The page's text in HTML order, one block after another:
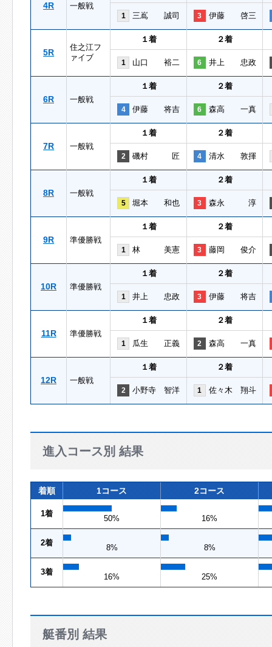
4R 一般戦
1 三嶌 誠司 3 伊藤 啓三
5R
住之江フ
ァイブ
１着 ２着
1 山口 裕二 6 井上 忠政
6R 一般戦
１着 ２着
4 伊藤 将吉 6 森高 一真
7R 一般戦
１着 ２着
2 磯村 匠 4 清水 敦揮
8R 一般戦
１着 ２着
5 堀本 和也 3 森永 淳
9R 準優勝戦
１着 ２着
1 林 美憲 3 藤岡 俊介
10R 準優勝戦
１着 ２着
1 井上 忠政 3 伊藤 将吉
11R 準優勝戦
１着 ２着
1 瓜生 正義 2 森高 一真
12R 一般戦
１着 ２着
2 小野寺 智洋 1 佐々木 翔斗
進入コース別 結果
着順 1コース 2コース
1着
50% 16%
2着
8% 8%
3着
16% 25%
艇番別 結果